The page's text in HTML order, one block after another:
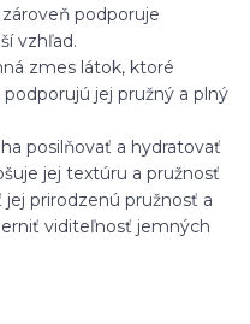
podporuje
vzhľad.
zmes látok, ktoré
jej pružný a plný
posilňovať a hydratovať
jej textúru a pružnosť
prirodzenú pružnosť a
viditeľnosť jemných